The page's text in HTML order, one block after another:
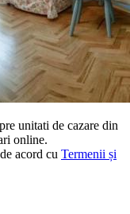
unitati de cazare din
online.
acord cu Termenii și